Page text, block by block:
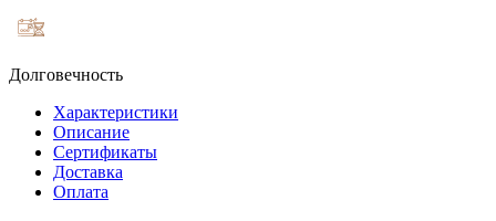
Долговечность
Характеристики
Описание
Сертификаты
Доставка
Оплата